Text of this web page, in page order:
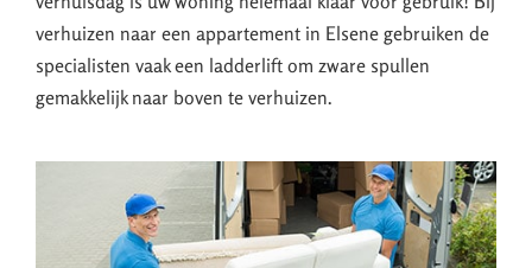
verhuizen naar een appartement in Elsene gebruiken de
specialisten vaak een ladderlift om zware spullen
gemakkelijk naar boven te verhuizen.